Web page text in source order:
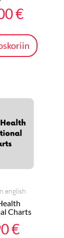
€
english
Charts
€